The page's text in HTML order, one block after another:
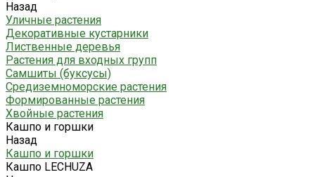
Назад
Уличные растения
Декоративные кустарники
Лиственные деревья
Растения для входных групп
Самшиты (буксусы)
Средиземноморские растения
Формированные растения
Хвойные растения
Кашпо и горшки
Назад
Кашпо и горшки
Кашпо LECHUZA